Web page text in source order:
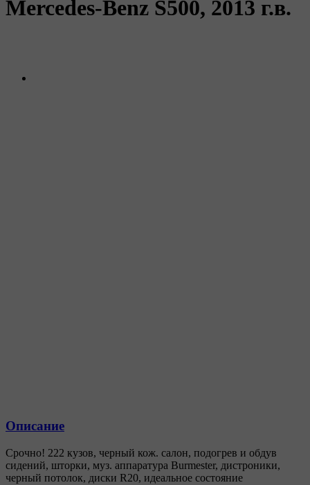
Mercedes-Benz S500, 2013 г.в.
Описание
Срочно! 222 кузов, черный кож. салон, подогрев и обдув
сидений, шторки, муз. аппаратура Burmester, дистроники,
черный потолок, диски R20, идеальное состояние